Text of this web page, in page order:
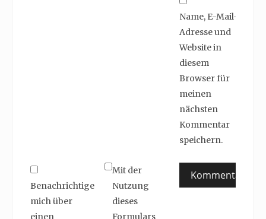
Name, E-Mail-
Adresse und
Website in
diesem
Browser für
meinen
nächsten
Kommentar
speichern.
Benachrichtige
mich über
einen
Mit der
Nutzung
dieses
Formulars